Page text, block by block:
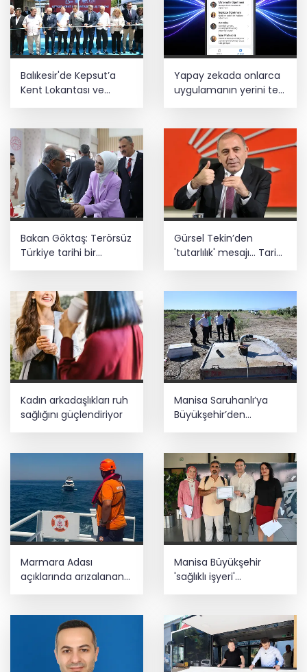
Balıkesir'de Kepsut’a
Kent Lokantası ve
altyapı desteği
Yapay zekada onlarca
uygulamanın yerini tek
asistan alabilir
Bakan Göktaş: Terörsüz
Türkiye tarihi bir
Gürsel Tekin’den
'tutarlılık' mesajı... Tarihi
Kadın arkadaşlıkları ruh
sağlığını güçlendiriyor
Manisa Saruhanlı’ya
Büyükşehir’den
Marmara Adası
açıklarında arızalanan
tekne kurtarıldı
Manisa Büyükşehir
'sağlıklı işyeri'
sertifikasına kavuştu